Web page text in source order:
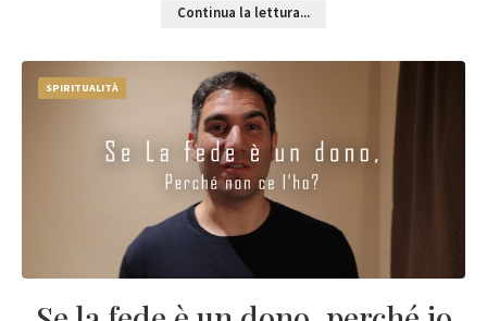
Continua la lettura...
SPIRITUALITÀ